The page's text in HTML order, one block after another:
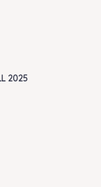
2025